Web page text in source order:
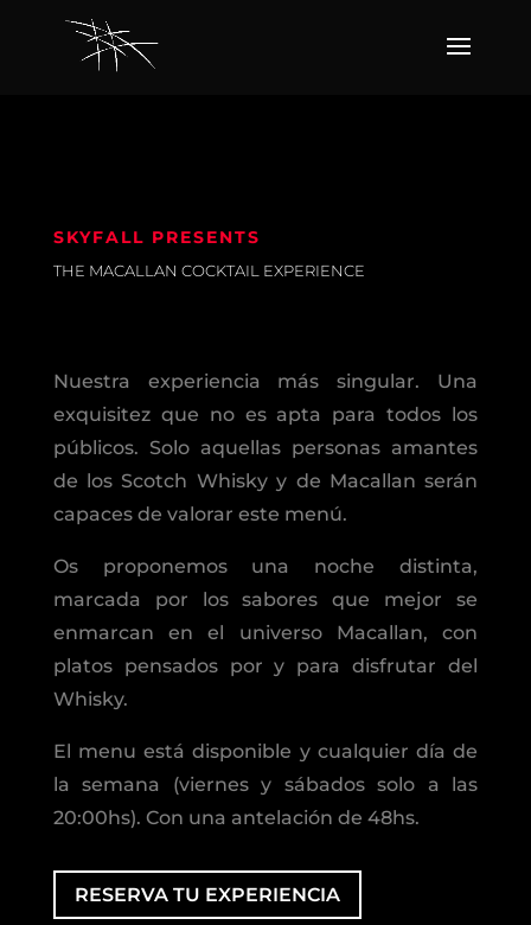
SKYFALL PRESENTS
THE MACALLAN COCKTAIL EXPERIENCE
Nuestra experiencia más singular. Una
exquisitez que no es apta para todos los
públicos. Solo aquellas personas amantes
de los Scotch Whisky y de Macallan serán
capaces de valorar este menú.
Os proponemos una noche distinta,
marcada por los sabores que mejor se
enmarcan en el universo Macallan, con
platos pensados por y para disfrutar del
Whisky.
El menu está disponible y cualquier día de
la semana (viernes y sábados solo a las
20:00hs). Con una antelación de 48hs.
RESERVA TU EXPERIENCIA